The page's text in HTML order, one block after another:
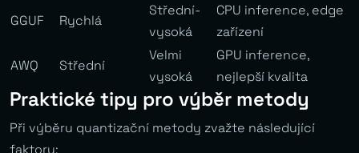
GGUF
Rychlá
Střední-
vysoká
CPU inference, edge
zařízení
AWQ
Střední
Velmi
vysoká
GPU inference,
nejlepší kvalita
Praktické tipy pro výběr metody
Při výběru quantizační metody zvažte následující
faktory: